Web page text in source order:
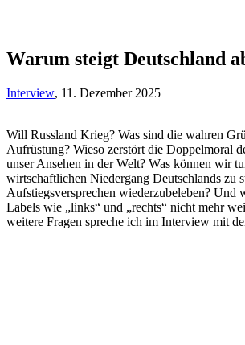
Warum steigt Deutschland
Interview, 11. Dezember 2025
Will Russland Krieg? Was sind die wahren
Aufrüstung? Wieso zerstört die Doppelmoral
unser Ansehen in der Welt? Was können wir
wirtschaftlichen Niedergang Deutschlands zu
Aufstiegsversprechen wiederzubeleben? Und
Labels wie „links“ und „rechts“ nicht mehr
weitere Fragen spreche ich im Interview mit